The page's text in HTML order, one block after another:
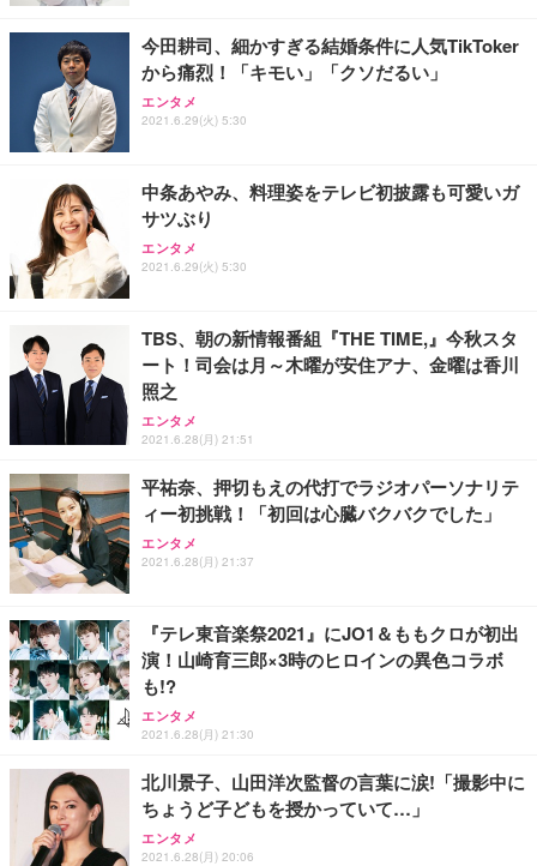
務用 おしゃれ パソコンチェア (ブラック)
Sezlife オフィスチェア デスクチェア 疲れない テレ
ワーク チェア 強化バックレスト 30度ロッキング機
能 人間工学 椅子 腰サポート 90度跳ね上げ式アーム
務用 おしゃれ パソコンチェア (ホワイト)
ANDWINT オフィスチェア デスクチェア 肘なし メ
ッシュ 通気性 ランバーサポート付き 腰サポート ガ
ス圧無段階昇降 360度回転 キャスター付き コンパク
【整備済み品】Dell E2724HS 27インチ 液晶モニタ
ー フルHD（1920×1080）VA 非光沢 HDMI/DisplayP
ort/VGA スピーカー内蔵 高さ調整 スイベル VESA対
【MiniLED/24.5inch/280Hz/FHD】GRAPHT THE S
HOOTER Gaming Monitor 24” Essential ゲーミン
グモニター QD 24.5インチ 1ms FHD 量子ドット 残
Smart Basic(スマートベーシック) 【Amazon.co.jp
限定】 Smart Basic アイリスオーヤマ ペットシーツ
超厚型 お徳用 ワイド 100枚入 (x 1) (ケース販売)
アイリスオーヤマ ペットシーツ 超厚型 お徳用 レギ
ュラー 200枚入【Amazon.co.jp限定】
今田耕司、細かすぎる結婚条件に人気TikToker
から痛烈！「キモい」「クソだるい」
エンタメ
2021.6.29(火) 5:30
中条あやみ、料理姿をテレビ初披露も可愛いガ
サツぶり
エンタメ
2021.6.29(火) 5:30
TBS、朝の新情報番組『THE TIME,』今秋スタ
ート！司会は月～木曜が安住アナ、金曜は香川
照之
エンタメ
2021.6.28(月) 21:51
平祐奈、押切もえの代打でラジオパーソナリテ
ィー初挑戦！「初回は心臓バクバクでした」
エンタメ
2021.6.28(月) 21:37
『テレ東音楽祭2021』にJO1＆ももクロが初出
演！山崎育三郎×3時のヒロインの異色コラボ
も!?
エンタメ
2021.6.28(月) 21:30
北川景子、山田洋次監督の言葉に涙!「撮影中に
ちょうど子どもを授かっていて…」
エンタメ
2021.6.28(月) 20:06